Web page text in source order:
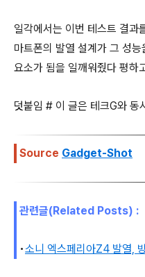
일각에서는 이번 테스트 결과
마트폰의 발열 설계가 그 성
요소가 됨을 일깨워줬다 평하
덧붙임 # 이 글은 테크G와 동
Source Gadget-Shot
관련글(Related Posts) :
•소니 엑스페리아Z4 발열,